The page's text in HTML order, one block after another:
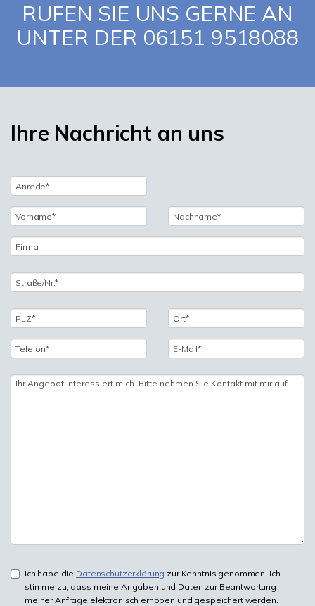
RUFEN SIE UNS GERNE AN
UNTER DER 06151 9518088
Ihre Nachricht an uns
Ich habe die Datenschutzerklärung zur Kenntnis genommen. Ich
stimme zu, dass meine Angaben und Daten zur Beantwortung
meiner Anfrage elektronisch erhoben und gespeichert werden.